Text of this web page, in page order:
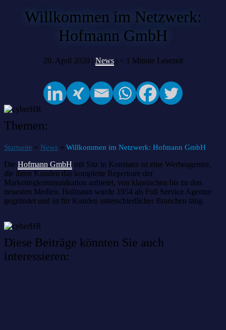
Willkommen im Netzwerk:
Hofmann GmbH
20. April 2020 | News| < 1 Minute Lesezeit
Themen:
Startseite » News » Willkommen im Netzwerk: Hofmann GmbH
Die Hofmann GmbH mit Sitz in Konstanz ist eine Werbeagentur,
die ihren Kunden das komplette Repertoire der
Marketingkommunikation anbietet, von klassischen bis zu den
neuesten Medien. Hofmann wurde 1954 als Full Service Agentur
gegründet und ist für Kunden unterschiedlicher Branchen tätig.
Diese Beiträge könnten Sie auch
interessieren: